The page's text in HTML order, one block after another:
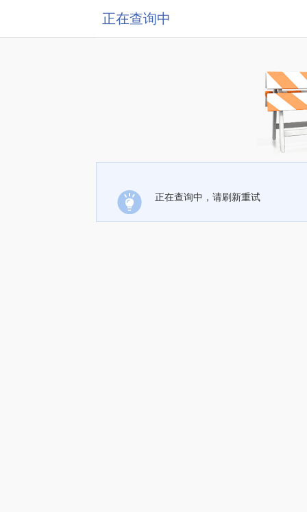
正在查询中
正在查询中，请刷新重试